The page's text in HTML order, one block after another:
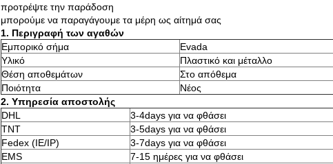
προτρέψτε την παράδοση
μπορούμε να παραγάγουμε τα μέρη ως αίτημά σας
1. Περιγραφή των αγαθών
Εμπορικό σήμα
Evada
Υλικό
Πλαστικό και μέταλλο
Θέση αποθεμάτων
Στο απόθεμα
Ποιότητα
Νέος
2. Υπηρεσία αποστολής
DHL
3-4days για να φθάσει
TNT
3-5days για να φθάσει
Fedex (IE/IP)
3-7days για να φθάσει
EMS
7-15 ημέρες για να φθάσει